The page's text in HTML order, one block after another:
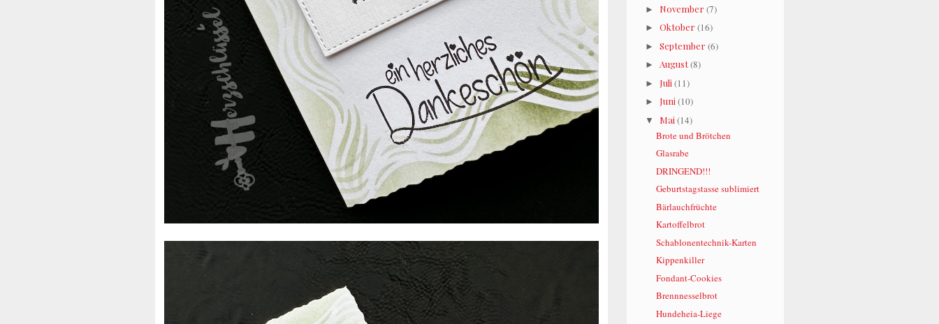
► November (7)
► Oktober (16)
► September (6)
► August (8)
► Juli (11)
► Juni (10)
▼ Mai (14)
Brote und Brötchen
Glasrabe
DRINGEND!!!
Geburtstagstasse sublimiert
Bärlauchfrüchte
Kartoffelbrot
Schablonentechnik-Karten
Kippenkiller
Fondant-Cookies
Brennnesselbrot
Hundeheia-Liege